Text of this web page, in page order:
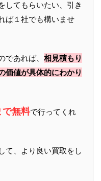
してもらいたい、引き
ば１社でも構いませ
であれば、 相見積もり
価値が具体的にわかり
で無料で行ってくれ
て、より良い買取をし